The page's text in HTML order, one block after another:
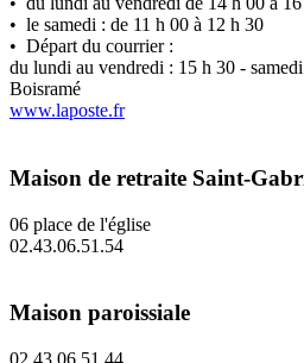
• le samedi : de 11 h 00 à 12 h 30
• Départ du courrier :
du lundi au vendredi : 15 h 30 -
Boisramé
www.laposte.fr
Maison de retraite Saint-
06 place de l'église
02.43.06.51.54
Maison paroissiale
02.43.06.51.44